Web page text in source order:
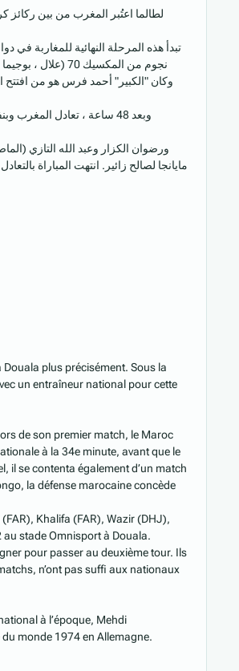
لطالما اعتُبر المغرب من بين ركائز
تبدأ هذه المرحلة النهائية للمغاربة في
نجوم من
plus précisément. Sous la
un entraîneur national pour cette
de son premier match, le Maroc
à la 34e minute, avant que le
il se contenta également d’un match
la défense marocaine concède
Khalifa (FAR), Wazir (DHJ),
stade Omnisport à Douala.
pour passer au deuxième tour. Ils
n’ont pas suffi aux nationaux
à l’époque, Mehdi
monde 1974 en Allemagne.